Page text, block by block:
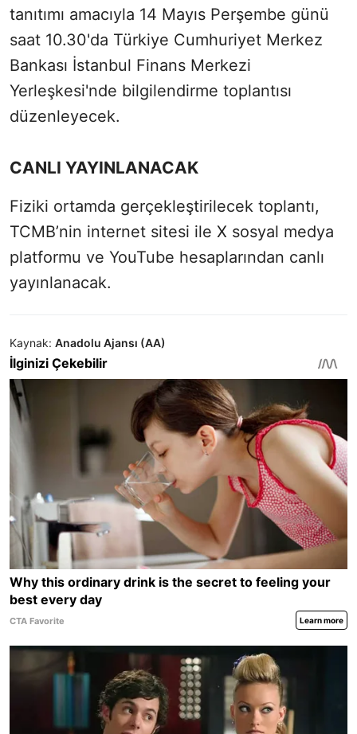
tanıtımı amacıyla 14 Mayıs Perşembe günü
saat 10.30'da Türkiye Cumhuriyet Merkez
Bankası İstanbul Finans Merkezi
Yerleşkesi'nde bilgilendirme toplantısı
düzenleyecek.
CANLI YAYINLANACAK
Fiziki ortamda gerçekleştirilecek toplantı,
TCMB’nin internet sitesi ile X sosyal medya
platformu ve YouTube hesaplarından canlı
yayınlanacak.
Kaynak: Anadolu Ajansı (AA)